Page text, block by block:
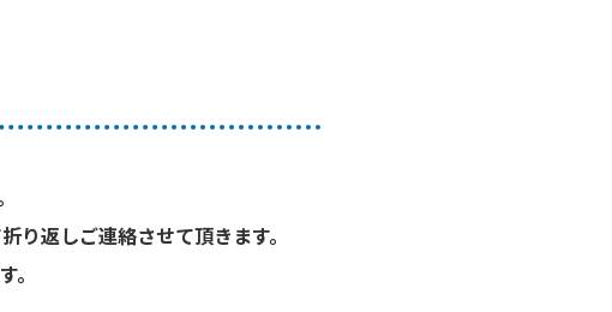
り返しご連絡させて頂きます。
。